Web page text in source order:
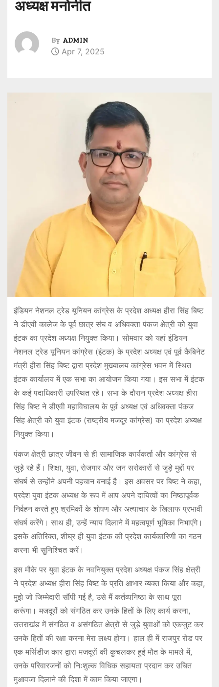
अध्यक्ष मनोनीत
By ADMIN
Apr 7, 2025
इंडियन नेशनल ट्रेड यूनियन कांग्रेस के प्रदेश अध्यक्ष हीरा सिंह बिष्ट
ने डीएवी कालेज के पूर्व छात्र संघ व अधिवक्ता पंकज क्षेत्री को युवा
इंटक का प्रदेश अध्यक्ष नियुक्त किया। सोमवार को यहां इंडियन
नेशनल ट्रेड यूनियन कांग्रेस (इंटक) के प्रदेश अध्यक्ष एवं पूर्व कैबिनेट
मंत्री हीरा सिंह बिष्ट द्वारा प्रदेश मुख्यालय कांग्रेस भवन में स्थित
इंटक कार्यालय में एक सभा का आयोजन किया गया। इस सभा में इंटक
के कई पदाधिकारी उपस्थित रहे। सभा के दौरान प्रदेश अध्यक्ष हीरा
सिंह बिष्ट ने डीएवी महाविघालय के पूर्व अध्यक्ष एवं अधिवक्ता पंकज
सिंह क्षेत्री को युवा इंटक (राष्ट्रीय मजदूर कांग्रेस) का प्रदेश अध्यक्ष
नियुक्त किया।
पंकज क्षेत्री छात्र जीवन से ही सामाजिक कार्यकर्ता और कांग्रेस से
जुड़े रहे हैं। शिक्षा, युवा, रोजगार और जन सरोकारों से जुड़े मुद्दों पर
संघर्ष से उन्होंने अपनी पहचान बनाई है। इस अवसर पर बिष्ट ने कहा,
प्रदेश युवा इंटक अध्यक्ष के रूप में आप अपने दायित्वों का निष्ठापूर्वक
निर्वहन करते हुए श्रमिकों के शोषण और अत्याचार के खिलाफ प्रभावी
संघर्ष करेंगे। साथ ही, उन्हें न्याय दिलाने में महत्वपूर्ण भूमिका निभाएंगे।
इसके अतिरिक्त, शीघ्र ही युवा इंटक की प्रदेश कार्यकारिणी का गठन
करना भी सुनिश्चित करें।
इस मौके पर युवा इंटक के नवनियुक्त प्रदेश अध्यक्ष पंकज सिंह क्षेत्री
ने प्रदेश अध्यक्ष हीरा सिंह बिष्ट के प्रति आभार व्यक्त किया और कहा,
मुझे जो जिम्मेदारी सौंपी गई है, उसे मैं कर्तव्यनिष्ठा के साथ पूरा
करूंगा। मजदूरों को संगठित कर उनके हितों के लिए कार्य करना,
उत्तराखंड में संगठित व असंगठित क्षेत्रों से जुड़े युवाओं को एकजुट कर
उनके हितों की रक्षा करना मेरा लक्ष्य होगा। हाल ही में राजपुर रोड पर
एक मर्सिडीज कार द्वारा मजदूरों की कुचलकर हुई मौत के मामले में,
उनके परिवारजनों को निःशुल्क विधिक सहायता प्रदान कर उचित
मुआवजा दिलाने की दिशा में काम किया जाएगा।